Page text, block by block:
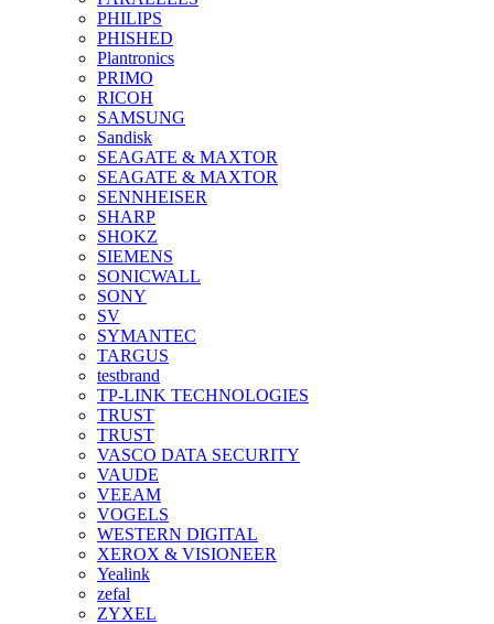
PHILIPS
PHISHED
Plantronics
PRIMO
RICOH
SAMSUNG
Sandisk
SEAGATE & MAXTOR
SEAGATE & MAXTOR
SENNHEISER
SHARP
SHOKZ
SIEMENS
SONICWALL
SONY
SV
SYMANTEC
TARGUS
testbrand
TP-LINK TECHNOLOGIES
TRUST
TRUST
VASCO DATA SECURITY
VAUDE
VEEAM
VOGELS
WESTERN DIGITAL
XEROX & VISIONEER
Yealink
zefal
ZYXEL